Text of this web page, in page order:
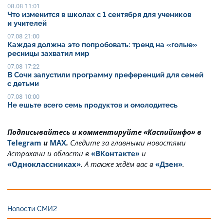
08.08 11:01
Что изменится в школах с 1 сентября для учеников
и учителей
07.08 21:00
Каждая должна это попробовать: тренд на «голые»
ресницы захватил мир
07.08 17:22
В Сочи запустили программу преференций для семей
с детьми
07.08 10:00
Не ешьте всего семь продуктов и омолодитесь
Подписывайтесь и комментируйте «Каспийинфо» в
Telegram и MAX. Cледите за главными новостями
Астрахани и области в «ВКонтакте» и
«Одноклассниках». А также ждём вас в «Дзен».
Новости СМИ2